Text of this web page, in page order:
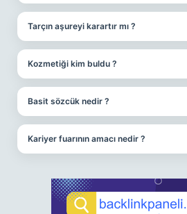
Tarçın aşureyi karartır mı ?
Kozmetiği kim buldu ?
Basit sözcük nedir ?
Kariyer fuarının amacı nedir ?